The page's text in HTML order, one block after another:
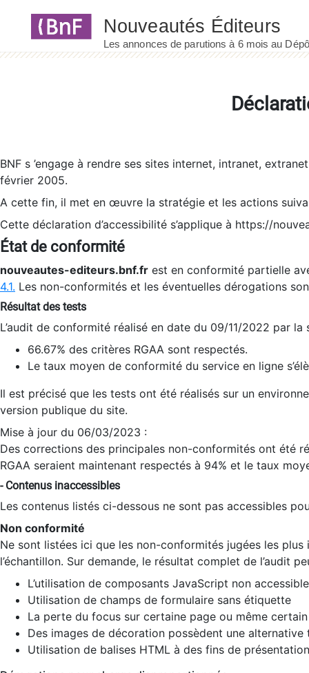
BNF s ’engage à rendre ses sites internet, intranet,
février 2005.
A cette fin, il met en œuvre la stratégie et les actions
Cette déclaration d’accessibilité s’applique à https://
État de conformité
nouveautes-editeurs.bnf.fr est en conformité partielle
4.1. Les non-conformités et les éventuelles dérogations
Résultat des tests
L’audit de conformité réalisé en date du 09/11/2022 par
66.67% des critères RGAA sont respectés.
Le taux moyen de conformité du service en ligne
Il est précisé que les tests ont été réalisés sur un
version publique du site.
Mise à jour du 06/03/2023 :
Des corrections des principales non-conformités ont été
RGAA seraient maintenant respectés à 94% et le taux
- Contenus inaccessibles
Les contenus listés ci-dessous ne sont pas accessibles
Non conformité
Ne sont listées ici que les non-conformités jugées les
l’échantillon. Sur demande, le résultat complet de l’audit
L’utilisation de composants JavaScript non
Utilisation de champs de formulaire sans étiquette
La perte du focus sur certaine page ou même
Des images de décoration possèdent une alternative
Utilisation de balises HTML à des fins de